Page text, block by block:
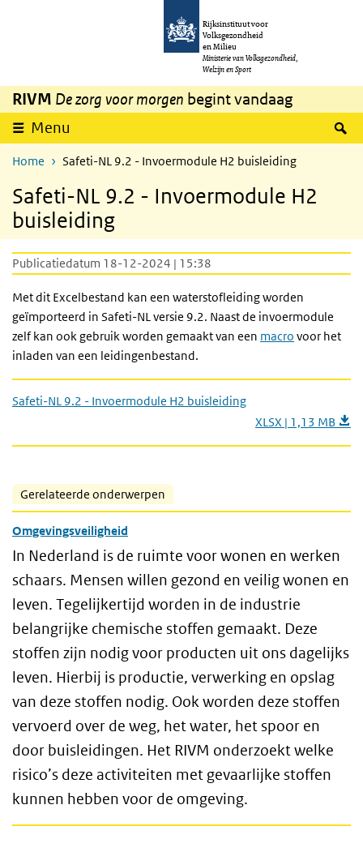
Overslaan en naar de inhoud gaan
Rijksinstituut voor
Volksgezondheid
en Milieu
Ministerie van Volksgezondheid,
Welzijn en Sport
RIVM De zorg voor morgen begint vandaag
Menu
Home Safeti-NL 9.2 - Invoermodule H2 buisleiding
Safeti-NL 9.2 - Invoermodule H2
buisleiding
Publicatiedatum 18-12-2024 | 15:38
Met dit Excelbestand kan een waterstofleiding worden
geïmporteerd in Safeti-NL versie 9.2. Naast de invoermodule
zelf kan ook gebruik worden gemaakt van een macro voor het
inladen van een leidingenbestand.
Safeti-NL 9.2 - Invoermodule H2 buisleiding
XLSX | 1,13 MB
Gerelateerde onderwerpen
Omgevingsveiligheid
In Nederland is de ruimte voor wonen en werken
schaars. Mensen willen gezond en veilig wonen en
leven. Tegelijkertijd worden in de industrie
belangrijke chemische stoffen gemaakt. Deze
stoffen zijn nodig voor producten uit ons dagelijks
leven. Hierbij is productie, verwerking en opslag
van deze stoffen nodig. Ook worden deze stoffen
vervoerd over de weg, het water, het spoor en
door buisleidingen. Het RIVM onderzoekt welke
risico’s deze activiteiten met gevaarlijke stoffen
kunnen hebben voor de omgeving.